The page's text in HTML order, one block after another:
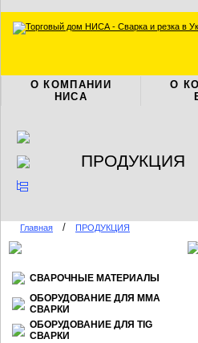
О КОМПАНИИ
НИСА
О
ПРОДУКЦИЯ
Главная / ПРОДУКЦИЯ
СВАРОЧНЫЕ МАТЕРИАЛЫ
ОБОРУДОВАНИЕ ДЛЯ ММА
СВАРКИ
ОБОРУДОВАНИЕ ДЛЯ TIG
СВАРКИ